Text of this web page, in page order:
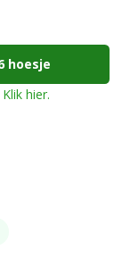
hoesje
hier.